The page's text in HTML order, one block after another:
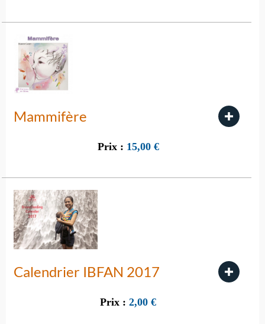
Mammifère
Prix : 15,00 €
Calendrier IBFAN 2017
Prix : 2,00 €